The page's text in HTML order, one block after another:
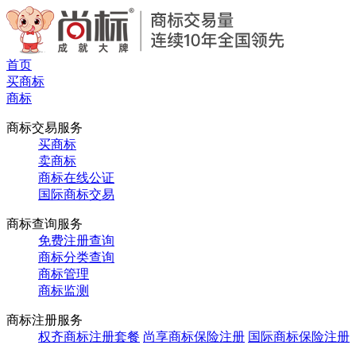
首页
买商标
商标
商标交易服务
买商标
卖商标
商标在线公证
国际商标交易
商标查询服务
免费注册查询
商标分类查询
商标管理
商标监测
商标注册服务
权齐商标注册套餐 尚享商标保险注册 国际商标保险注册